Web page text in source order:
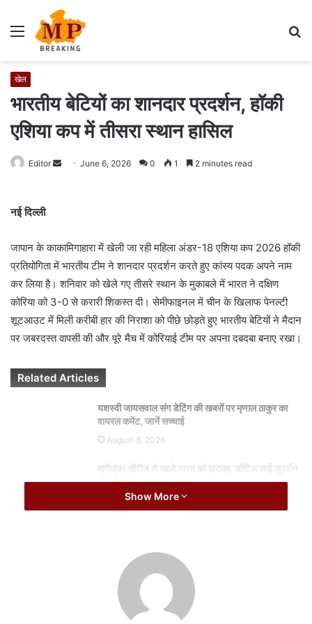
Menu
खेल
भारतीय बेटियों का शानदार प्रदर्शन, हॉकी
एशिया कप में तीसरा स्थान हासिल
Editor
n
e
m
a
i
June 6, 2026 0 1 2 minutes read
नई दिल्ली
जापान के काकामिगाहारा में खेली जा रही महिला अंडर-18 एशिया कप 2026 हॉकी
प्रतियोगिता में भारतीय टीम ने शानदार प्रदर्शन करते हुए कांस्य पदक अपने नाम
कर लिया है। शनिवार को खेले गए तीसरे स्थान के मुकाबले में भारत ने दक्षिण
कोरिया को 3-0 से करारी शिकस्त दी। सेमीफाइनल में चीन के खिलाफ पेनल्टी
शूटआउट में मिली करीबी हार की निराशा को पीछे छोड़ते हुए भारतीय बेटियों ने मैदान
पर जबरदस्त वापसी की और पूरे मैच में कोरियाई टीम पर अपना दबदबा बनाए रखा।
Related Articles
यशस्वी जायसवाल संग डेटिंग की खबरों पर मृणाल ठाकुर का
वायरल कमेंट, जानें सच्चाई
August 8, 2026
श्रीलंका सीरीज से पहले भारत को झटका, चोटिल साई सुदर्शन
टीम से बाहर
August 8, 2026
इस अहम मुकाबले में भारतीय टीम ने शुरुआत से ही आक्रामक रुख अपनाया और
मैच शुरू होने के दूसरे ही मिनट में संदीप कुमारी ने बेहतरीन मैदानी गोल दागकर
टीम को 1-0 की शुरुआती बढ़त दिला दी। इस शुरुआती सफलता से भारतीय
Show More